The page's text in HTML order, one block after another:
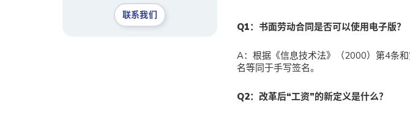
联系我们
Q1：书面劳动合同是否可以使用电子版？
A：根据《信息技术法》（2000）第4条
名等同于手写签名。
Q2：改革后“工资”的新定义是什么？